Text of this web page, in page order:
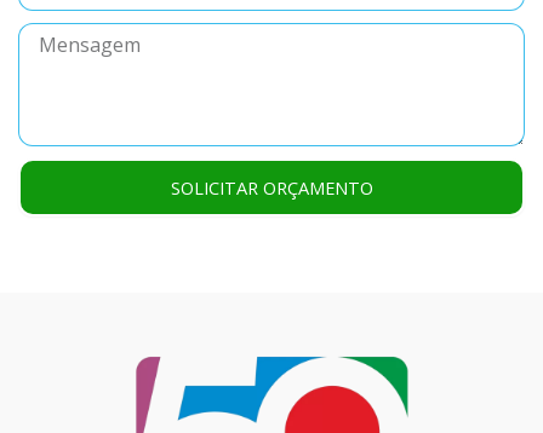
produto
Mensagem
SOLICITAR ORÇAMENTO